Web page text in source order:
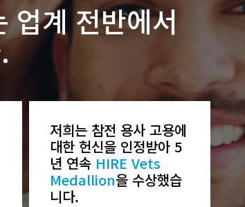
업계 전반에서
저희는 참전 용사 고용에
대한 헌신을 인정받아 5
년 연속 HIRE Vets
Medallion을 수상했습
니다.